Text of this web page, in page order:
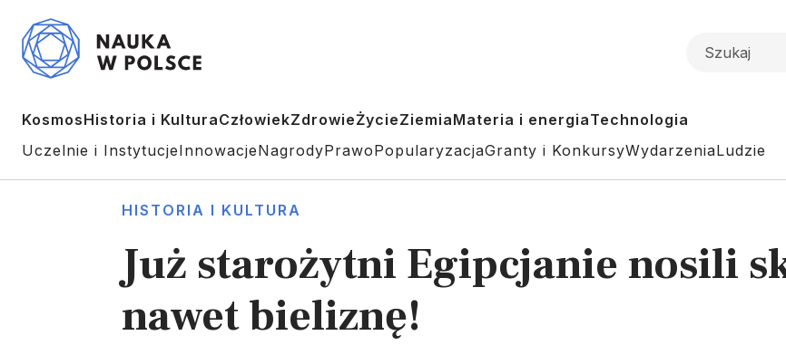
KosmosHistoria i KulturaCzłowiekZdrowieŻycieZiemiaMateria i energiaTechnologia
Uczelnie i InstytucjeInnowacjeNagrodyPrawoPopularyzacjaGranty i KonkursyWydarzeniaLudzie
HISTORIA I KULTURA
Już starożytni Egipcjanie nosili
nawet bieliznę!